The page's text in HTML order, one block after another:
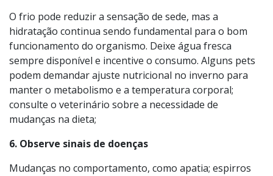
5. Atenção à hidratação e alimentação
O frio pode reduzir a sensação de sede, mas a
hidratação continua sendo fundamental para o bom
funcionamento do organismo. Deixe água fresca
sempre disponível e incentive o consumo. Alguns pets
podem demandar ajuste nutricional no inverno para
manter o metabolismo e a temperatura corporal;
consulte o veterinário sobre a necessidade de
mudanças na dieta;
6. Observe sinais de doenças